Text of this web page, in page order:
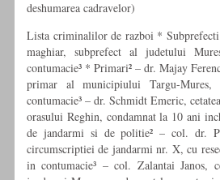
deshumarea cadravelor)
Lista criminalilor de razboi *
maghiar, subprefect al judetului
contumacie³ * Primari² – dr. Majay
primar al municipiului Targu-
contumacie³ – dr. Schmidt Emeric,
orasului Reghin, condamnat la 10 ani
de jandarmi si de politie² – col. dr.
circumscriptiei de jandarmi nr. X, cu
in contumacie³ – col. Zalantai Janos,